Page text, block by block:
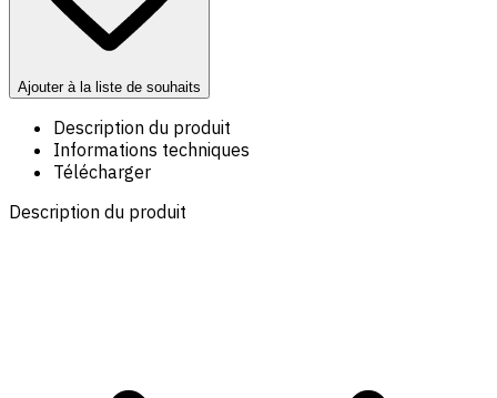
Ajouter à la liste de souhaits
Description du produit
Informations techniques
Télécharger
Description du produit